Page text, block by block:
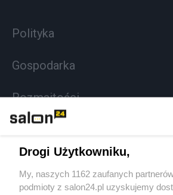
Polityka
Gospodarka
Rozmaitości
Sport
Drogi Użytkowniku,
My, naszych 1162 zaufanych
podmioty z salon24.pl uzyskujemy